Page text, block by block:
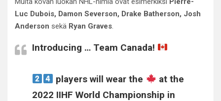
Luc Dubois, Damon Severson, Drake Batherson, Josh
Anderson sekä Ryan Graves.
Introducing … Team Canada!
players will wear the
at the
2022 IIHF World Championship in